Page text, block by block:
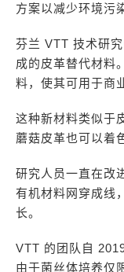
方案以减少环境污
芬兰 VTT 技术研
成的皮革替代材料
料，使其可用于商
这种新材料类似于
蘑菇皮革也可以着
研究人员一直在改
有机材料网穿成线
长。
VTT 的团队自
由于菌丝体培养仅